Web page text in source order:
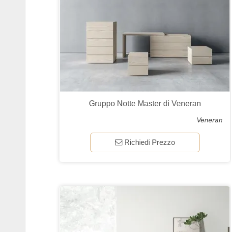
Gruppo Notte Master di Veneran
Veneran
Richiedi Prezzo